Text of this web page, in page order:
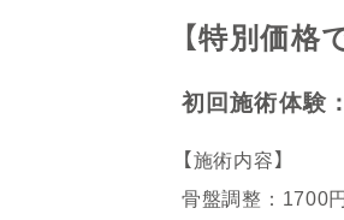
【特別価
初回施術体験
【施術内容】
骨盤調整：1700